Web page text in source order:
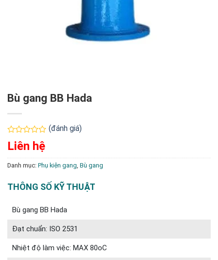
Bù gang BB Hada
Được
xếp
hạng
0
(đánh giá)
Liên hệ
Danh mục: Phụ kiện gang, Bù gang
THÔNG SỐ KỸ THUẬT
Bù gang BB Hada
Đạt chuẩn: ISO 2531
Nhiệt độ làm việc: MAX 80oC